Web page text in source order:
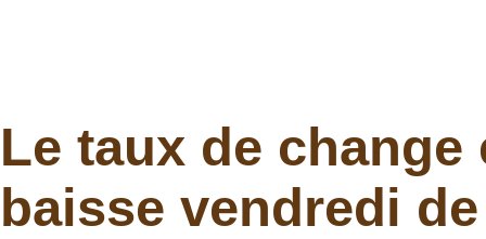
Le taux de change
baisse vendredi